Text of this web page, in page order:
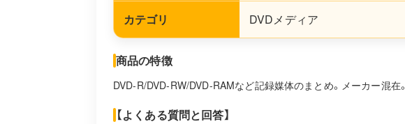
カテゴリ DVDメディア
商品の特徴
DVD-R/DVD-RW/DVD-RAMなど記録媒体のまとめ。メーカー混在。
【よくある質問と回答】